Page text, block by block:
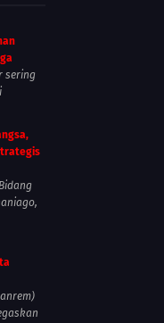
sering